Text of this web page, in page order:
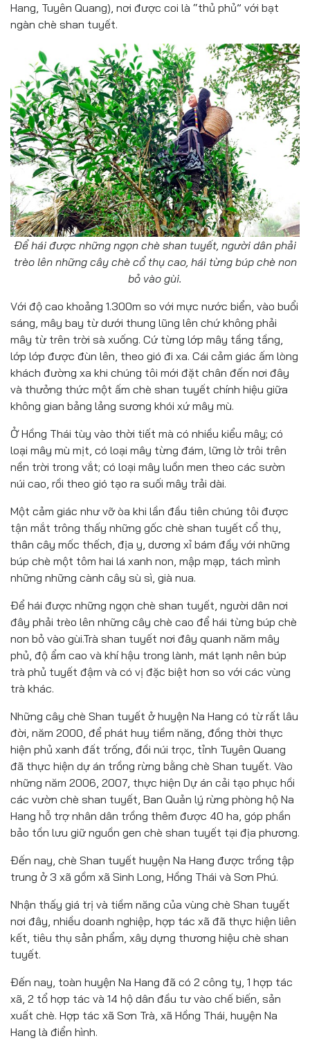
Hang, Tuyên Quang), nơi được coi là “thủ phủ” với bạt
ngàn chè shan tuyết.
Để hái được những ngọn chè shan tuyết, người dân phải
trèo lên những cây chè cổ thụ cao, hái từng búp chè non
bỏ vào gùi.
Với độ cao khoảng 1.300m so với mực nước biển, vào buổi
sáng, mây bay từ dưới thung lũng lên chứ không phải
mây từ trên trời sà xuống. Cứ từng lớp mây tầng tầng,
lớp lớp được đùn lên, theo gió đi xa. Cái cảm giác ấm lòng
khách đường xa khi chúng tôi mới đặt chân đến nơi đây
và thưởng thức một ấm chè shan tuyết chính hiệu giữa
không gian bảng lảng sương khói xứ mây mù.
Ở Hồng Thái tùy vào thời tiết mà có nhiều kiểu mây; có
loại mây mù mịt, có loại mây từng đám, lững lờ trôi trên
nền trời trong vắt; có loại mây luồn men theo các sườn
núi cao, rồi theo gió tạo ra suối mây trải dài.
Một cảm giác như vỡ òa khi lần đầu tiên chúng tôi được
tận mắt trông thấy những gốc chè shan tuyết cổ thụ,
thân cây mốc thếch, địa y, dương xỉ bám đầy với những
búp chè một tôm hai lá xanh non, mập mạp, tách mình
những những cành cây sù sì, già nua.
Để hái được những ngọn chè shan tuyết, người dân nơi
đây phải trèo lên những cây chè cao để hái từng búp chè
non bỏ vào gùi.Trà shan tuyết nơi đây quanh năm mây
phủ, độ ẩm cao và khí hậu trong lành, mát lạnh nên búp
trà phủ tuyết đậm và có vị đặc biệt hơn so với các vùng
trà khác.
Những cây chè Shan tuyết ở huyện Na Hang có từ rất lâu
đời, năm 2000, để phát huy tiềm năng, đồng thời thực
hiện phủ xanh đất trống, đồi núi trọc, tỉnh Tuyên Quang
đã thực hiện dự án trồng rừng bằng chè Shan tuyết. Vào
những năm 2006, 2007, thực hiện Dự án cải tạo phục hồi
các vườn chè shan tuyết, Ban Quản lý rừng phòng hộ Na
Hang hỗ trợ nhân dân trồng thêm được 40 ha, góp phần
bảo tồn lưu giữ nguồn gen chè shan tuyết tại địa phương.
Đến nay, chè Shan tuyết huyện Na Hang được trồng tập
trung ở 3 xã gồm xã Sinh Long, Hồng Thái và Sơn Phú.
Nhận thấy giá trị và tiềm năng của vùng chè Shan tuyết
nơi đây, nhiều doanh nghiệp, hợp tác xã đã thực hiện liên
kết, tiêu thụ sản phẩm, xây dựng thương hiệu chè shan
tuyết.
Đến nay, toàn huyện Na Hang đã có 2 công ty, 1 hợp tác
xã, 2 tổ hợp tác và 14 hộ dân đầu tư vào chế biến, sản
xuất chè. Hợp tác xã Sơn Trà, xã Hồng Thái, huyện Na
Hang là điển hình.